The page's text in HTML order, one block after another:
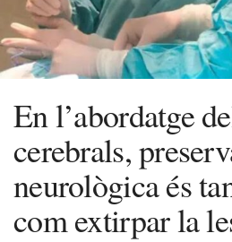
En l’abordatge
cerebrals,
neurològica és
com extirpar la